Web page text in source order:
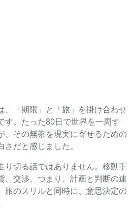
、「期限」と「旅」を掛け合わせ
す。たった80日で世界を一周す
、その無茶を現実に寄せるための
だと感じました。
り切る話ではありません。移動手
、交渉。つまり、計画と判断の連
旅のスリルと同時に、意思決定の